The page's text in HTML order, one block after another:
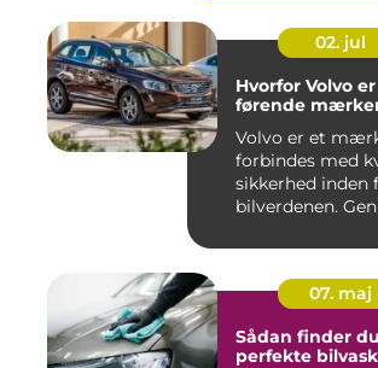
02. jul
Hvorfor Volvo
førende
Volvo er et
forbindes med
sikkerhed inden
bilverdenen.
07. maj
Sådan finder
perfekte